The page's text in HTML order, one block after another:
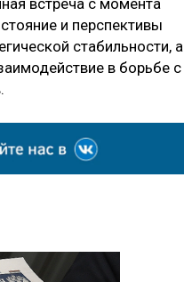
встреча с момента
и перспективы
стабильности, а
в борьбе с